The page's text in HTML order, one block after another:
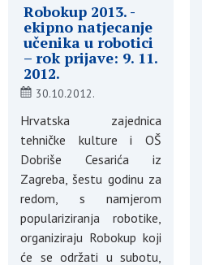
Robokup 2013. -
ekipno natjecanje
učenika u robotici
– rok prijave: 9. 11.
2012.
30.10.2012.
Hrvatska zajednica
tehničke kulture i OŠ
Dobriše Cesarića iz
Zagreba, šestu godinu za
redom, s namjerom
populariziranja robotike,
organiziraju Robokup koji
će se održati u subotu,